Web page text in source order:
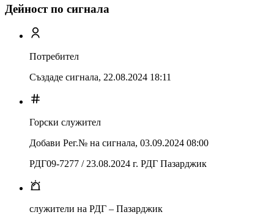
Дейност по сигнала
Потребител
Създаде сигнала, 22.08.2024 18:11
Горски служител
Добави Рег.№ на сигнала, 03.09.2024 08:00
РДГ09-7277 / 23.08.2024 г. РДГ Пазарджик
служители на РДГ – Пазарджик